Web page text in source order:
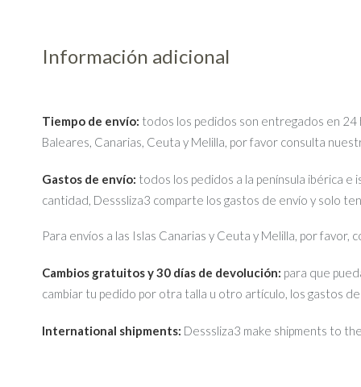
Información adicional
Tiempo de envío: todos los pedidos son entregados en 24
Baleares, Canarias, Ceuta y Melilla, por favor consulta
Gastos de envío: todos los pedidos a la península ibérica e
cantidad, Desssliza3 comparte los gastos de envío y solo
Para envíos a las Islas Canarias y Ceuta y Melilla, por favor,
Cambios gratuitos y 30 días de devolución: para que
cambiar tu pedido por otra talla u otro artículo, los gastos
International shipments: Desssliza3 make shipments to